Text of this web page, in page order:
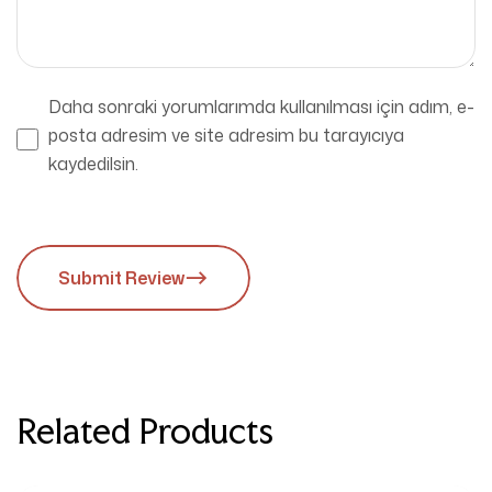
Daha sonraki yorumlarımda kullanılması için adım, e-
posta adresim ve site adresim bu tarayıcıya
kaydedilsin.
Submit Review
Related Products